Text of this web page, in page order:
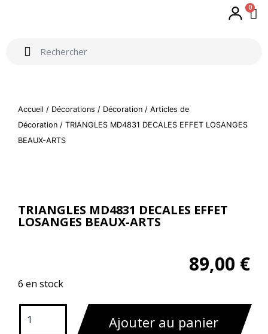
0
Accueil / Décorations / Décoration / Articles de
Décoration / TRIANGLES MD4831 DECALES EFFET LOSANGES
BEAUX-ARTS
TRIANGLES MD4831 DECALES EFFET
LOSANGES BEAUX-ARTS
89,00 €
6 en stock
Ajouter au panier